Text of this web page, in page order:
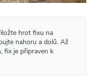
hrot fixu na
nahoru a dolů. Až
fix je připraven k